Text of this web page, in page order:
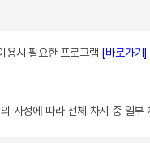
용시 필요한 프로그램 [바로가기]
사정에 따라 전체 차시 중 일